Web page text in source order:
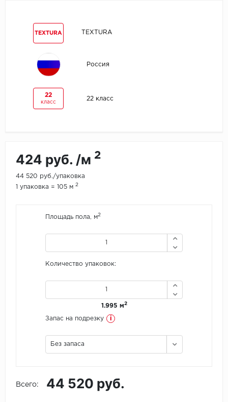
Icon Floor
Jinan PDM
TEXTURA TEXTURA
Россия
22
класс
22 класс
424 руб. /м 2
44 520 руб./упаковка
1 упаковка = 105 м 2
Площадь пола, м2
Количество упаковок:
1.995 м2
Запас на подрезку i
Без запаса
Всего: 44 520 руб.